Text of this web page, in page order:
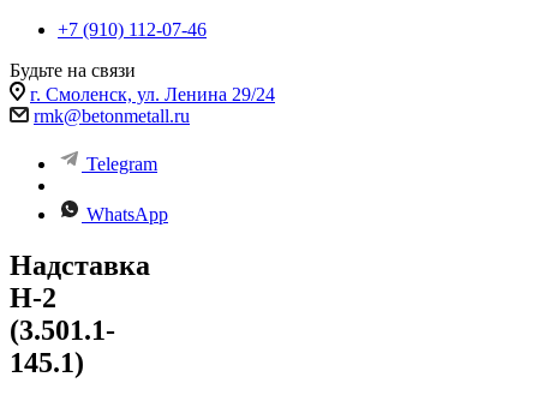
+7 (910) 112-07-46
Будьте на связи
г. Смоленск, ул. Ленина 29/24
rmk@betonmetall.ru
Telegram
WhatsApp
Надставка
Н-2
(3.501.1-
145.1)